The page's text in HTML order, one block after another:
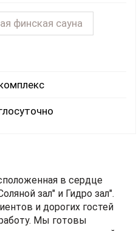
финская сауна
в сердце
зал" и Гидро зал".
и дорогих гостей
Мы готовы